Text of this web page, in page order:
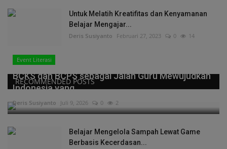
Untuk Melatih Kreatifitas dan Kenyamanan
Belajar Mengajar...
Deris Susiyanto Februari 27, 2023 0 14
RECOMMENDED POSTS
Event Literasi
BCKS dan BCPS sebagai Jalan Guru Mewujudkan
Indonesia yang...
Deris Susiyanto Juli 9, 2026 0 2
Belajar Mengelola Sampah Lewat Game
Berbasis Kecerdasan...